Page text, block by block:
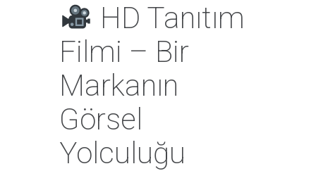
HD Tanıtım
Filmi – Bir
Markanın
Görsel
Yolculuğu